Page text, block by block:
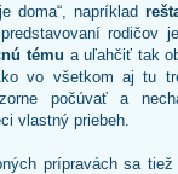
doma“, napríklad
rodičov
tému a uľahčiť tak
vo všetkom aj tu
počúvať a
vlastný priebeh.
prípravách sa